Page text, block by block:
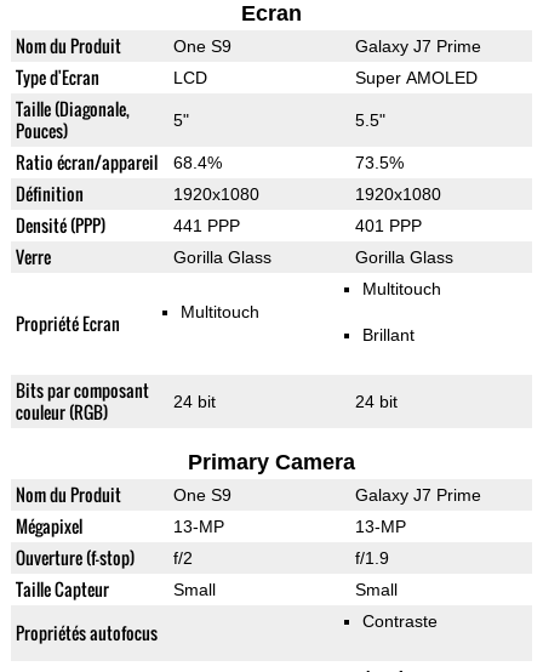
Ecran
Nom du Produit One S9 Galaxy J7 Prime
Type d'Ecran LCD Super AMOLED
Taille (Diagonale,
Pouces)
5" 5.5"
Ratio écran/appareil 68.4% 73.5%
Définition 1920x1080 1920x1080
Densité (PPP) 441 PPP 401 PPP
Verre Gorilla Glass Gorilla Glass
Propriété Ecran Multitouch
Multitouch
Brillant
Bits par composant
couleur (RGB)
24 bit 24 bit
Primary Camera
Nom du Produit One S9 Galaxy J7 Prime
Mégapixel 13-MP 13-MP
Ouverture (f-stop) f/2 f/1.9
Taille Capteur Small Small
Propriétés autofocus Contraste